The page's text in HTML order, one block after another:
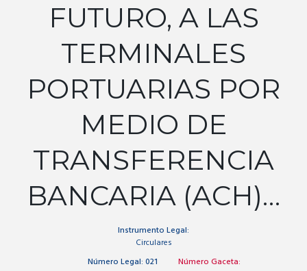
FUTURO, A LAS
TERMINALES
PORTUARIAS POR
MEDIO DE
TRANSFERENCIA
BANCARIA (ACH)…
Instrumento Legal:
Circulares
Número Legal: 021
Número Gaceta: